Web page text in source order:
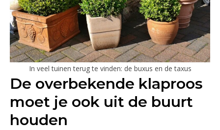
In veel tuinen terug te vinden: de buxus en de taxus
De overbekende klaproos
moet je ook uit de buurt
houden